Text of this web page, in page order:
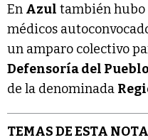
En Azul también hubo
médicos
un amparo colectivo
Defensoría del Pueblo
de la denominada
TEMAS DE ESTA